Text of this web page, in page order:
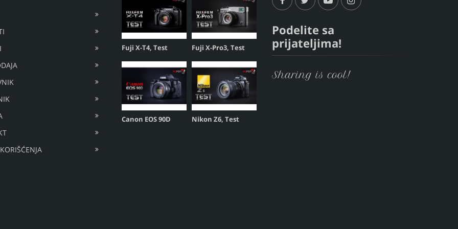
Fuji X-T4, Test Fuji X-Pro3, Test
Canon EOS 90D Nikon Z6, Test
Podelite sa
prijateljima!
Sharing is cool!